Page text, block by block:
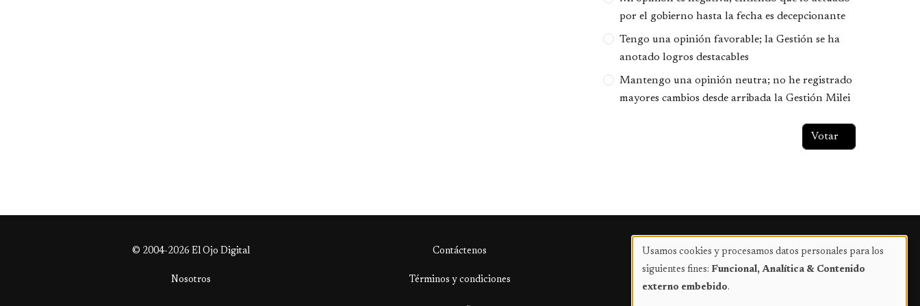
por el gobierno hasta la fecha es decepcionante
Tengo una opinión favorable; la Gestión se ha
anotado logros destacables
Mantengo una opinión neutra; no he registrado
mayores cambios desde arribada la Gestión Milei
© 2004-2026 El Ojo Digital Contáctenos Publicidad
Nosotros Términos y condiciones
Uso
de
Usamos cookies y procesamos datos personales para los
siguientes fines: Funcional, Analítica & Contenido
externo embebido.